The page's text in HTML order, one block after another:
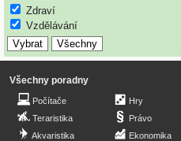
Zdraví
Vzdělávání
Všechny poradny
Počítače
Teraristika
Akvaristika
Hry
Právo
Ekonomika